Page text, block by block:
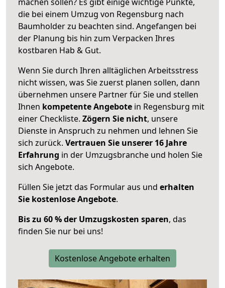
die bei einem Umzug von Regensburg nach
Baumholder zu beachten sind. Angefangen bei
der Planung bis hin zum Verpacken Ihres
kostbaren Hab & Gut.
Wenn Sie durch Ihren alltäglichen Arbeitsstress
nicht wissen, was Sie zuerst planen sollen, dann
übernehmen unsere Partner für Sie und stellen
Ihnen kompetente Angebote in Regensburg mit
einer Checkliste. Zögern Sie nicht, unsere
Dienste in Anspruch zu nehmen und lehnen Sie
sich zurück. Vertrauen Sie unserer 16 Jahre
Erfahrung in der Umzugsbranche und holen Sie
sich Angebote.
Füllen Sie jetzt das Formular aus und erhalten
Sie kostenlose Angebote.
Bis zu 60 % der Umzugskosten sparen, das
finden Sie nur bei uns!
Kostenlose Angebote erhalten